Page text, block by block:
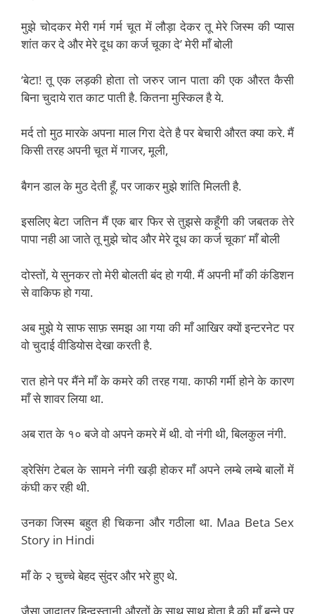
मुझे चोदकर मेरी गर्म गर्म चूत में लौड़ा देकर तू मेरे जिस्म की प्यास
शांत कर दे और मेरे दूध का कर्ज चूका दे’ मेरी माँ बोली
‘बेटा! तू एक लड़की होता तो जरुर जान पाता की एक औरत कैसी
बिना चुदाये रात काट पाती है. कितना मुस्किल है ये.
मर्द तो मुठ मारके अपना माल गिरा देते है पर बेचारी औरत क्या करे. मैं
किसी तरह अपनी चूत में गाजर, मूली,
बैगन डाल के मुठ देती हूँ, पर जाकर मुझे शांति मिलती है.
इसलिए बेटा जतिन मैं एक बार फिर से तुझसे कहूँगी की जबतक तेरे
पापा नही आ जाते तू मुझे चोद और मेरे दूध का कर्ज चूका’ माँ बोली
दोस्तों, ये सुनकर तो मेरी बोलती बंद हो गयी. मैं अपनी माँ की कंडिशन
से वाकिफ हो गया.
अब मुझे ये साफ साफ़ समझ आ गया की माँ आखिर क्यों इन्टरनेट पर
वो चुदाई वीडियोस देखा करती है.
रात होने पर मैंने माँ के कमरे की तरह गया. काफी गर्मी होने के कारण
माँ से शावर लिया था.
अब रात के १० बजे वो अपने कमरे में थी. वो नंगी थी, बिलकुल नंगी.
ड्रेसिंग टेबल के सामने नंगी खड़ी होकर माँ अपने लम्बे लम्बे बालों में
कंघी कर रही थी.
उनका जिस्म बहुत ही चिकना और गठीला था. Maa Beta Sex
Story in Hindi
माँ के २ चुच्चे बेहद सुंदर और भरे हुए थे.